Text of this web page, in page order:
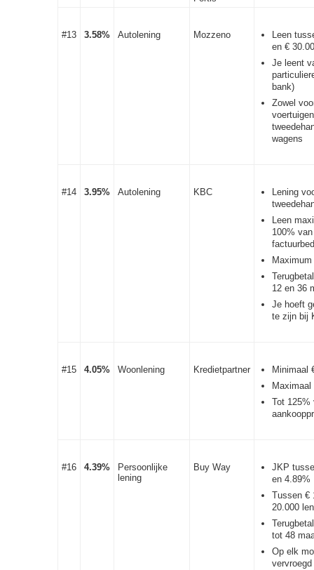
#13 3.58% Autolening Mozzeno
Leen
en €
Je leent
bank)
Zowel
wagens
#14 3.95% Autolening KBC
Lening
Leen
100%
12 en 36
Je hoeft
te zijn bij
#15 4.05% Woonlening Kredietpartner
Minimaal
Maximaal
Tot 125%
#16 4.39%
Persoonlijke
lening
Buy Way
JKP
en 4.89%
Tussen €
20.000
tot 48
Op elk